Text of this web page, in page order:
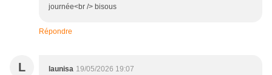
journée<br /> bisous
Répondre
L launisa 19/05/2026 19:07